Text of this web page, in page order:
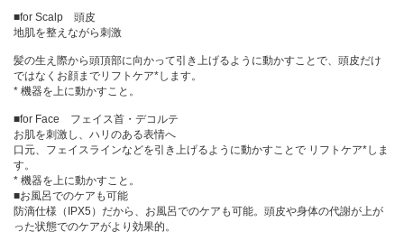
■for Scalp 頭皮
地肌を整えながら刺激
髪の生え際から頭頂部に向かって引き上げるように動かすことで、頭皮だけ
ではなくお顔までリフトケア*します。
* 機器を上に動かすこと。
■for Face フェイス首・デコルテ
お肌を刺激し、ハリのある表情へ
口元、フェイスラインなどを引き上げるように動かすことで リフトケア*しま
す。
* 機器を上に動かすこと。
■お風呂でのケアも可能
防滴仕様（IPX5）だから、お風呂でのケアも可能。頭皮や身体の代謝が上が
った状態でのケアがより効果的。